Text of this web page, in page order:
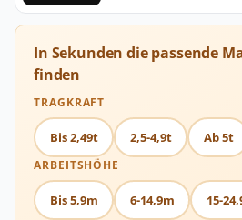
In Sekunden die passende
finden
TRAGKRAFT
Bis 2,49t 2,5-4,9t Ab 5t
ARBEITSHÖHE
Bis 5,9m 6-14,9m 15-